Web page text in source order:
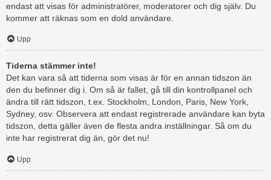
endast att visas för administratörer, moderatorer och dig själv. Du
kommer att räknas som en dold användare.
Upp
Tiderna stämmer inte!
Det kan vara så att tiderna som visas är för en annan tidszon än
den du befinner dig i. Om så är fallet, gå till din kontrollpanel och
ändra till rätt tidszon, t.ex. Stockholm, London, Paris, New York,
Sydney, osv. Observera att endast registrerade användare kan byta
tidszon, detta gäller även de flesta andra inställningar. Så om du
inte har registrerat dig än, gör det nu!
Upp